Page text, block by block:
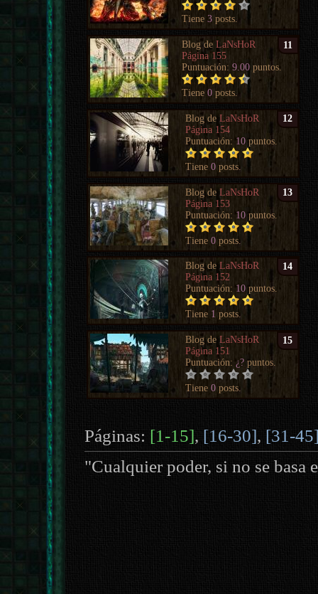
Tiene3 posts.
11
Blog deLaNsHoR
Página 155
Puntuación:9.00 puntos.
Tiene0 posts.
12
Blog deLaNsHoR
Página 154
Puntuación: 10 puntos.
Tiene0 posts.
13
Blog deLaNsHoR
Página 153
Puntuación: 10 puntos.
Tiene0 posts.
14
Blog deLaNsHoR
Página 152
Puntuación: 10 puntos.
Tiene 1 posts.
15
Blog deLaNsHoR
Página 151
Puntuación:¿? puntos.
Tiene0 posts.
Páginas: [1-15], [16-30], [31-
"Cualquier poder, si no se basa